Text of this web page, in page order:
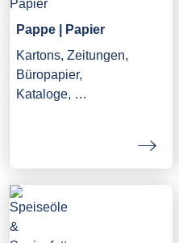
Pappe | Papier
Kartons, Zeitungen,
Büropapier,
Kataloge, …